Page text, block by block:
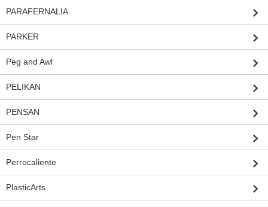
PARAFERNALIA
PARKER
Peg and Awl
PELIKAN
PENSAN
Pen Star
Perrocaliente
PlasticArts